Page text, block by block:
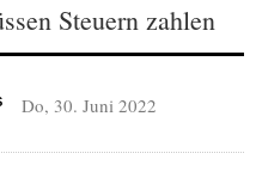
Steuern zahlen
Do, 30. Juni 2022